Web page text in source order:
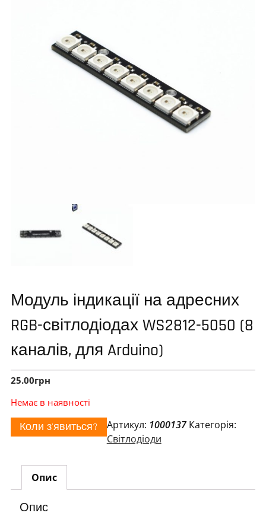
Модуль індикації на адресних
RGB-світлодіодах WS2812-5050 (8
каналів, для Arduino)
25.00грн
Немає в наявності
Коли з'явиться? Артикул: 1000137 Категорія:
Світлодіоди
Опис
Опис